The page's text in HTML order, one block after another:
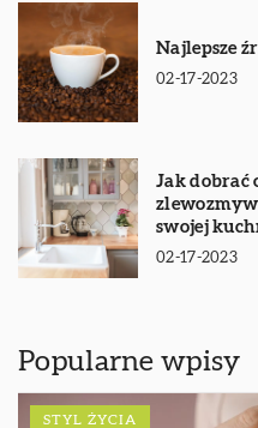
Najlepsze
02-17-2023
Jak dobrać
swojej
02-17-2023
Popularne wpisy
STYL ŻYCIA